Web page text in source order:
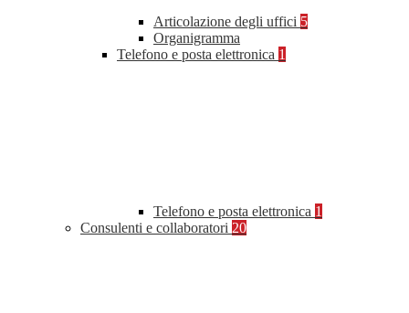
Articolazione degli uffici 5
Organigramma
Telefono e posta elettronica 1
Telefono e posta elettronica 1
Consulenti e collaboratori 20